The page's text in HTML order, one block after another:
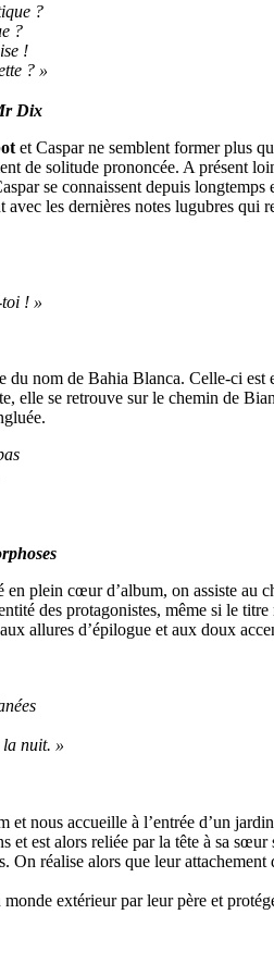
?
?
!
? »
Dix
et Caspar ne semblent former plus
de solitude prononcée. A présent
se connaissent depuis
les dernières notes lugubres qui
! »
du nom de Bahia Blanca. Celle-ci est
elle se retrouve sur le chemin de
plein cœur d’album, on assiste au
des protagonistes, même si le
allures d’épilogue et aux doux
la nuit. »
nous accueille à l’entrée d’un
et est alors reliée par la tête à sa
On réalise alors que leur
extérieur par leur père et